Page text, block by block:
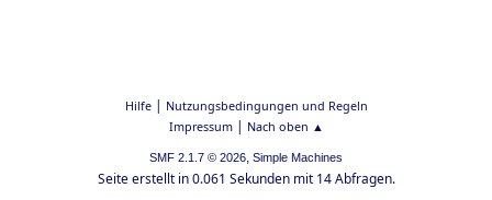
Hilfe| Nutzungsbedingungen und Regeln
Impressum| Nach oben ▲
SMF 2.1.7 © 2026, Simple Machines
Seite erstellt in 0.061 Sekunden mit 14 Abfragen.